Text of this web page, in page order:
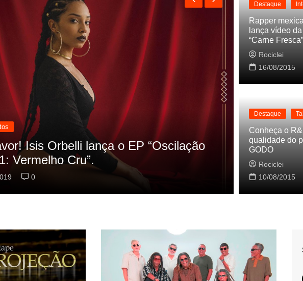
Lançamentos
buscar nos HQs as referencias do clipe de
música
22/01/2019
Destaque
Rapper
lança vídeo
“Carne Fresca”
Rociclei
16/08/2015
Destaque
Conheça o
qualidade do
GODO
Rociclei
10/08/2015